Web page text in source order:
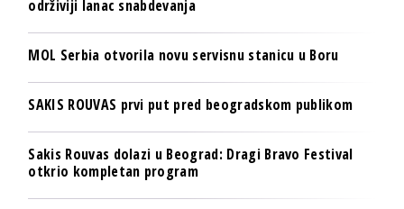
održiviji lanac snabdevanja
MOL Serbia otvorila novu servisnu stanicu u Boru
SAKIS ROUVAS prvi put pred beogradskom publikom
Sakis Rouvas dolazi u Beograd: Dragi Bravo Festival
otkrio kompletan program